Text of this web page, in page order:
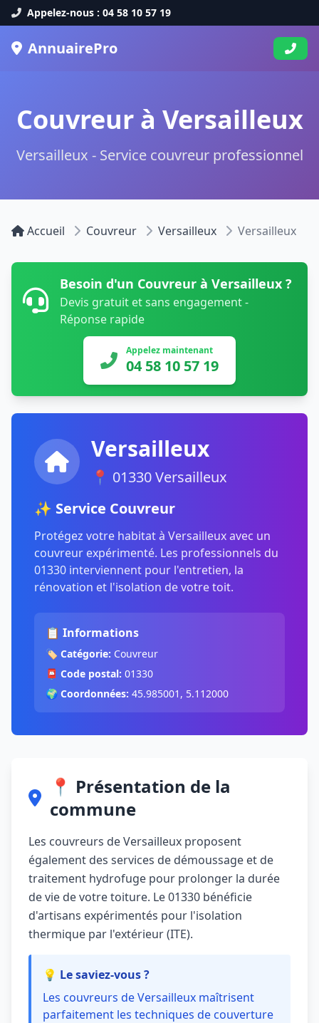
Appelez-nous : 04 58 10 57 19
AnnuairePro
Couvreur à Versailleux
Versailleux - Service couvreur professionnel
Accueil Couvreur Versailleux Versailleux
Besoin d'un Couvreur à Versailleux ?
Devis gratuit et sans engagement -
Réponse rapide
Appelez maintenant
04 58 10 57 19
Versailleux
📍 01330 Versailleux
✨ Service Couvreur
Protégez votre habitat à Versailleux avec un
couvreur expérimenté. Les professionnels du
01330 interviennent pour l'entretien, la
rénovation et l'isolation de votre toit.
📋 Informations
🏷️ Catégorie: Couvreur
📮 Code postal: 01330
🌍 Coordonnées: 45.985001, 5.112000
📍 Présentation de la
commune
Les couvreurs de Versailleux proposent
également des services de démoussage et de
traitement hydrofuge pour prolonger la durée
de vie de votre toiture. Le 01330 bénéficie
d'artisans expérimentés pour l'isolation
thermique par l'extérieur (ITE).
💡 Le saviez-vous ?
Les couvreurs de Versailleux maîtrisent
parfaitement les techniques de couverture